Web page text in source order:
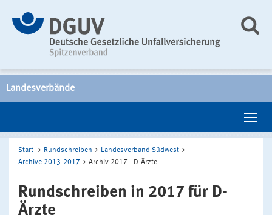
Landesverbände
Start Rundschreiben
Landesverband Südwest
Archive 2013-2017
Archiv 2017 - D-Ärzte
Rundschreiben in 2017 für D-
Ärzte